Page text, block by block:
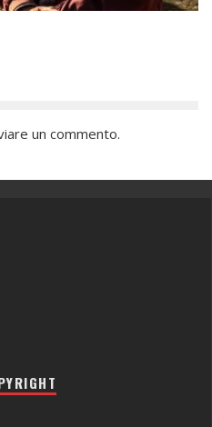
un commento.